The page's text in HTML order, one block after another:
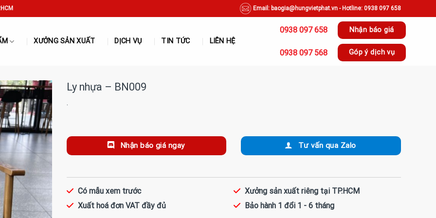
Email: baogia@hungvietphat.vn - Hotline: 0938 097 658
XƯỞNG SẢN XUẤT DỊCH VỤ TIN TỨC LIÊN HỆ
0938 097 658 Nhận báo giá
0938 097 568 Góp ý dịch vụ
Ly nhựa – BN009
·
Nhận báo giá ngay Tư vấn qua Zalo
Có mẫu xem trước
Xuất hoá đơn VAT đầy đủ
Xưởng sản xuất riêng tại TP.HCM
Bảo hành 1 đổi 1 - 6 tháng